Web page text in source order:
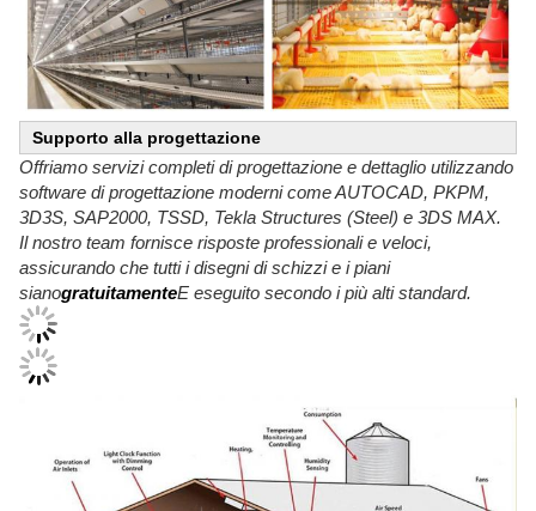
Supporto alla progettazione
Offriamo servizi completi di progettazione e dettaglio utilizzando
software di progettazione moderni come AUTOCAD, PKPM,
3D3S, SAP2000, TSSD, Tekla Structures (Steel) e 3DS MAX.
Il nostro team fornisce risposte professionali e veloci,
assicurando che tutti i disegni di schizzi e i piani
sianogratuitamenteE eseguito secondo i più alti standard.